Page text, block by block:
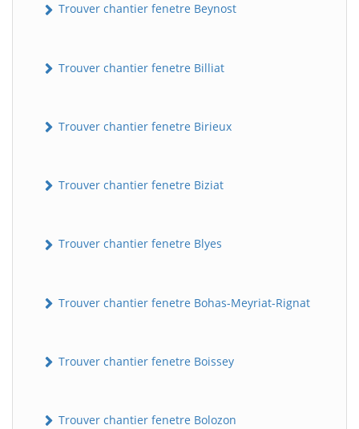
Trouver chantier fenetre Beynost
Trouver chantier fenetre Billiat
Trouver chantier fenetre Birieux
Trouver chantier fenetre Biziat
Trouver chantier fenetre Blyes
Trouver chantier fenetre Bohas-Meyriat-Rignat
Trouver chantier fenetre Boissey
Trouver chantier fenetre Bolozon